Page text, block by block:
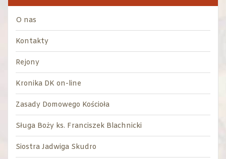
O nas
Kontakty
Rejony
Kronika DK on-line
Zasady Domowego Kościoła
Sługa Boży ks. Franciszek Blachnicki
Siostra Jadwiga Skudro